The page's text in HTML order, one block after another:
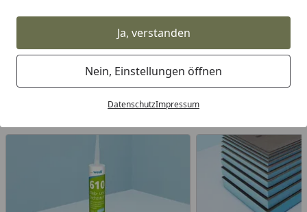
Ja, verstanden
Nein, Einstellungen öffnen
DatenschutzImpressum
Startseite
Wählen Sie Ihre Artikel aus dem Wedi